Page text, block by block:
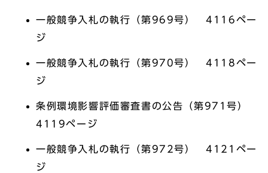
一般競争入札の執行（第969号） 4116ペー
ジ
一般競争入札の執行（第970号） 4118ペー
ジ
条例環境影響評価審査書の公告（第971号）
4119ページ
一般競争入札の執行（第972号） 4121ペー
ジ